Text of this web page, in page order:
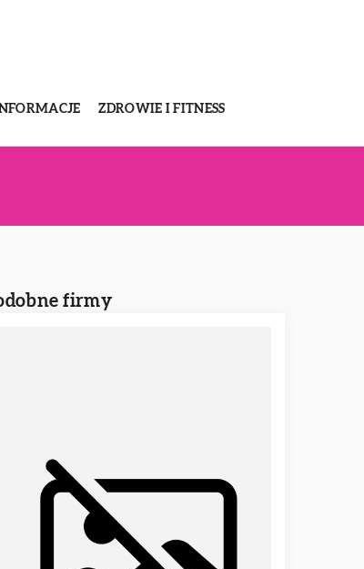
ZDROWIE I FITNESS
firmy